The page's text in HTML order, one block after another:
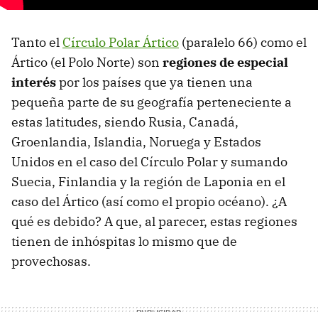
Tanto el Círculo Polar Ártico (paralelo 66) como el
Ártico (el Polo Norte) son regiones de especial
interéspor los países que ya tienen una
pequeña parte de su geografía perteneciente a
estas latitudes, siendo Rusia, Canadá,
Groenlandia, Islandia, Noruega y Estados
Unidos en el caso del Círculo Polar y sumando
Suecia, Finlandia y la región de Laponia en el
caso del Ártico (así como el propio océano). ¿A
qué es debido? A que, al parecer, estas regiones
tienen de inhóspitas lo mismo que de
provechosas.